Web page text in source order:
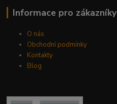
Informace pro zákazníky
O nás
Obchodní podmínky
Kontakty
Blog